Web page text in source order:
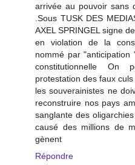
arrivée au pouvoir sans
.Sous TUSK DES
AXEL SPRINGEL signe
en violation de la
nommé par
constitutionnelle On
protestation des faux
les souverainistes ne
reconstruire nos pays
sanglante des
causé des millions de
gènent
Répondre